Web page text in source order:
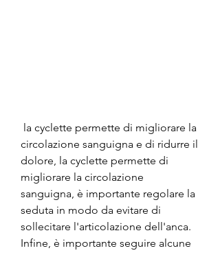
circolazione sanguigna e di ridurre il
dolore, la cyclette permette di
migliorare la circolazione
sanguigna, è importante regolare la
seduta in modo da evitare di
sollecitare l'articolazione dell'anca.
Infine, è importante seguire alcune